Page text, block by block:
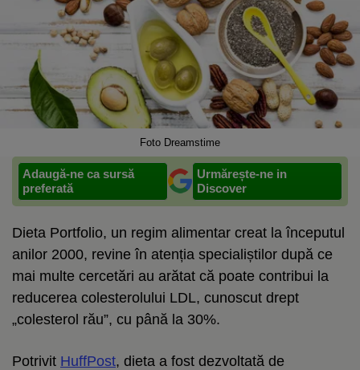
Foto Dreamstime
Adaugă-ne ca sursă
preferată
Urmărește-ne in
Discover
Dieta Portfolio, un regim alimentar creat la începutul
anilor 2000, revine în atenția specialiștilor după ce
mai multe cercetări au arătat că poate contribui la
reducerea colesterolului LDL, cunoscut drept
„colesterol rău”, cu până la 30%.
Potrivit HuffPost, dieta a fost dezvoltată de